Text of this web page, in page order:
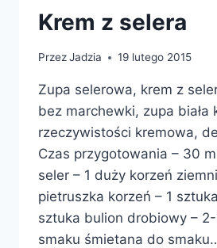
Krem z selera
PrzezJadzia 19 lutego 2015
Zupa selerowa, krem z
bez marchewki, zupa biała
rzeczywistości kremowa,
Czas przygotowania – 30
seler – 1 duży korzeń
pietruszka korzeń – 1
sztuka bulion drobiowy –
smaku śmietana do